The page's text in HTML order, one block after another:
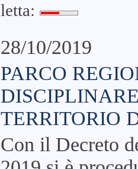
letta:
28/10/2019
PARCO
TERRITORIO
Con il Decreto